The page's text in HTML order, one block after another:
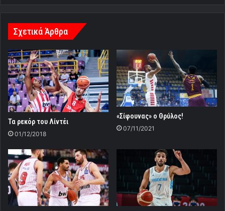
αυτό
δεν
είναι
σωστό»
Σχετικά Άρθρα
Τα ρεκόρ του Λίντέι
01/12/2018
«Σίφουνας» ο Θρύλος!
07/11/2021